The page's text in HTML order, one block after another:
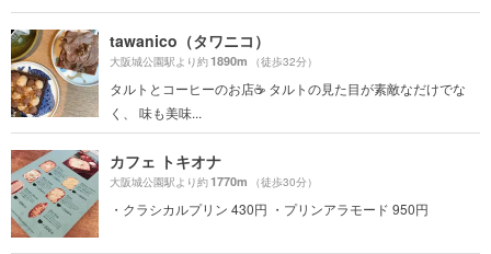
tawanico（タワニコ）
大阪城公園駅より約1890m （徒歩32分）
タルトとコーヒーのお店☕️ タルトの見た目が素敵なだけでな
く、 味も美味...
カフェ トキオナ
大阪城公園駅より約1770m （徒歩30分）
・クラシカルプリン 430円 ・プリンアラモード 950円